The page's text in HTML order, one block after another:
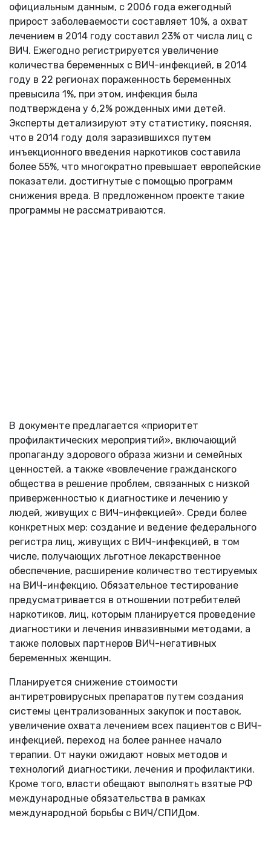
официальным данным, с 2006 года ежегодный
прирост заболеваемости составляет 10%, а охват
лечением в 2014 году составил 23% от числа лиц с
ВИЧ. Ежегодно регистрируется увеличение
количества беременных с ВИЧ-инфекцией, в 2014
году в 22 регионах пораженность беременных
превысила 1%, при этом, инфекция была
подтверждена у 6,2% рожденных ими детей.
Эксперты детализируют эту статистику, поясняя,
что в 2014 году доля заразившихся путем
инъекционного введения наркотиков составила
более 55%, что многократно превышает европейские
показатели, достигнутые с помощью программ
снижения вреда. В предложенном проекте такие
программы не рассматриваются.
В документе предлагается «приоритет
профилактических мероприятий», включающий
пропаганду здорового образа жизни и семейных
ценностей, а также «вовлечение гражданского
общества в решение проблем, связанных с низкой
приверженностью к диагностике и лечению у
людей, живущих с ВИЧ-инфекцией». Среди более
конкретных мер: создание и ведение федерального
регистра лиц, живущих с ВИЧ-инфекцией, в том
числе, получающих льготное лекарственное
обеспечение, расширение количество тестируемых
на ВИЧ-инфекцию. Обязательное тестирование
предусматривается в отношении потребителей
наркотиков, лиц, которым планируется проведение
диагностики и лечения инвазивными методами, а
также половых партнеров ВИЧ-негативных
беременных женщин.
Планируется снижение стоимости
антиретровирусных препаратов путем создания
системы централизованных закупок и поставок,
увеличение охвата лечением всех пациентов с ВИЧ-
инфекцией, переход на более раннее начало
терапии. От науки ожидают новых методов и
технологий диагностики, лечения и профилактики.
Кроме того, власти обещают выполнять взятые РФ
международные обязательства в рамках
международной борьбы с ВИЧ/СПИДом.